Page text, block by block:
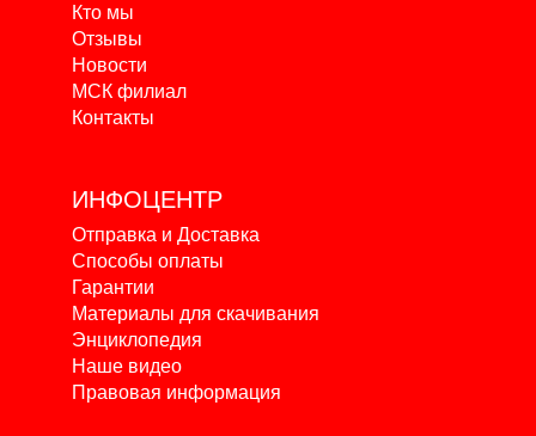
Кто мы
Отзывы
Новости
МСК филиал
Контакты
ИНФОЦЕНТР
Отправка и Доставка
Способы оплаты
Гарантии
Материалы для скачивания
Энциклопедия
Наше видео
Правовая информация